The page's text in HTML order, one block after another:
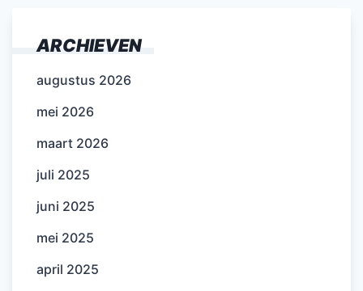
ARCHIEVEN
augustus 2026
mei 2026
maart 2026
juli 2025
juni 2025
mei 2025
april 2025